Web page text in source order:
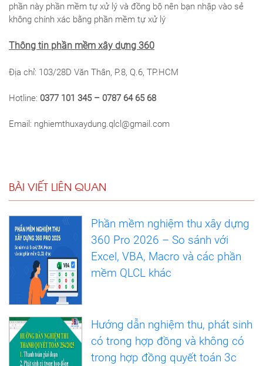
phần này phần mềm tự xử lý và đồng bộ nên bạn nhập vào sẻ
không chính xác bằng phần mềm tự xử lý
Thông tin phần mềm xây dựng 360
Địa chỉ: 103/28D Văn Thân, P.8, Q.6, TP.HCM
Hotline: 0377 101 345 – 0787 64 65 68
Email: nghiemthuxaydung.qlcl@gmail.com
BÀI VIẾT LIÊN QUAN
Phần mềm nghiệm thu xây dựng
360 Pro 2026 – So sánh với
Excel, VBA, Macro và các phần
mềm QLCL khác
Hướng dẫn nghiệm thu, phát sinh
có trong hợp đồng và không có
trong hợp đồng quyết toán 3c